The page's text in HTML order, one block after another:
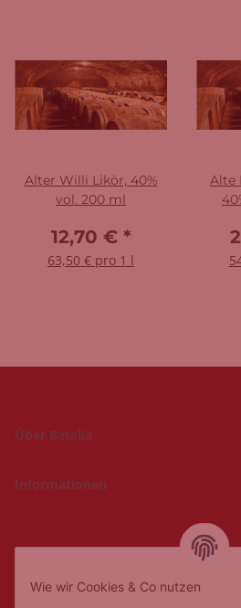
Wie wir Cookies & Co nutzen
Alter Willi Likör, 40%
vol. 200 ml
12,70 € *
63,50 € pro 1 l
Alte
Über Batalia
Informationen
Hückelhoven und